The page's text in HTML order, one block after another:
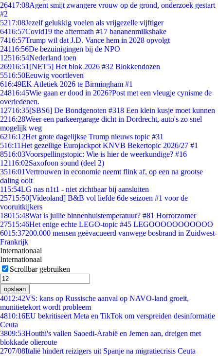
26417:08Agent smijt zwangere vrouw op de grond, onderzoek gestart
#2
5217:08Jezelf gelukkig voelen als vrijgezelle vijftiger
6416:57Covid19 the aftermath #17 bananenmilkshake
7416:57Trump wil dat J.D. Vance hem in 2028 opvolgt
24116:56De bezuinigingen bij de NPO
12516:54Nederland toen
26916:51 [NET5] Het blok 2026 #32 Blokkendozen
5516:50Eeuwig voortleven
616:49EK Atletiek 2026 te Birmingham #1
24816:45Wie gaan er dood in 2026?Post met een vleugje cynisme de
overledenen.
12716:35[SBS6] De Bondgenoten #318 Een klein kusje moet kunnen
2216:28Weer een parkeergarage dicht in Dordrecht, auto's zo snel
mogelijk weg
6216:12Het grote dagelijkse Trump nieuws topic #31
516:11Het gezellige Eurojackpot KNVB Bekertopic 2026/27 #1
8516:03Voorspellingstopic: Wie is hier de weerkundige? #16
12116:02Saxofoon sound (deel 2)
3516:01Vertrouwen in economie neemt flink af, op een na grootse
daling ooit
115:54LG nas n1t1 - niet zichtbaar bij aansluiten
25715:50[Videoland] B&B vol liefde 6de seizoen #1 voor de
vooruitkijkers
18015:48Wat is jullie binnenhuistemperatuur? #81 Horrorzomer
27515:46Het enige echte LEGO-topic #45 LEGOOOOOOOOOOO
6015:37200.000 mensen geëvacueerd vanwege bosbrand in Zuidwest-
Frankrijk
Internationaal
Internationaal
Scrollbar gebruiken
opslaan
4012:42VS: kans op Russische aanval op NAVO-land groeit,
munitietekort wordt probleem
4810:16EU bekritiseert Meta en TikTok om verspreiden desinformatie
Ceuta
3809:53Houthi's vallen Saoedi-Arabië en Jemen aan, dreigen met
blokkade olieroute
2707/08Italië hindert reizigers uit Spanje na migratiecrisis Ceuta